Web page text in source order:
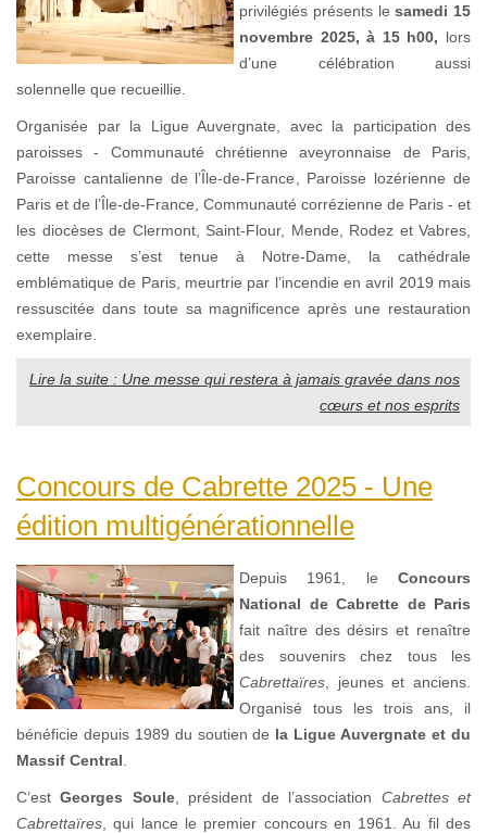
privilégiés présents lesamedi 15
novembre 2025, à 15 h00, lors
d’une célébration aussi
solennelle que recueillie.
Organisée par la Ligue Auvergnate, avec la participation des
paroisses - Communauté chrétienne aveyronnaise de Paris,
Paroisse cantalienne de l’Île-de-France, Paroisse lozérienne de
Paris et de l’Île-de-France, Communauté corrézienne de Paris - et
les diocèses de Clermont, Saint-Flour, Mende, Rodez et Vabres,
cette messe s’est tenue à Notre-Dame, la cathédrale
emblématique de Paris, meurtrie par l’incendie en avril 2019 mais
ressuscitée dans toute sa magnificence après une restauration
exemplaire.
Lire la suite : Une messe qui restera à jamais gravée dans nos
cœurs et nos esprits
Concours de Cabrette 2025 - Une
édition multigénérationnelle
Depuis 1961, le Concours
National de Cabrette de Paris
fait naître des désirs et renaître
des souvenirs chez tous les
Cabrettaïres , jeunes et anciens.
Organisé tous les trois ans, il
bénéficie depuis 1989 du soutien de la Ligue Auvergnate et du
Massif Central
C’estGeorges Soule, président de l’association Cabrettes et
Cabrettaïres , qui lance le premier concours en 1961. Au fil des